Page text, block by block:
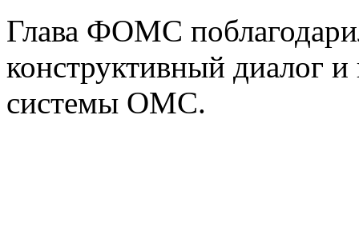
Глава ФОМС
конструктивный диалог
системы ОМС.